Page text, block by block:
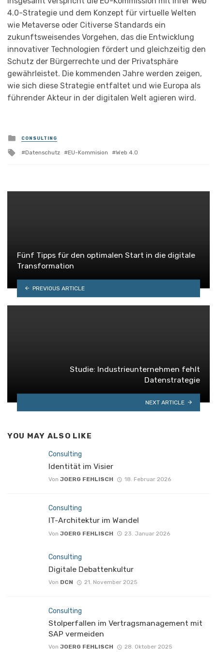
4.0-Strategie und dem Konzept für virtuelle Welten
wie Metaverse oder Citiverse Standards ein
zukunftsweisendes Vorgehen, das die Entwicklung
innovativer Technologien fördert und gleichzeitig den
Schutz der Bürgerrechte und der Privatsphäre
gewährleistet. Die kommenden Jahre werden zeigen,
wie sich diese Strategie entfaltet und wie Europa als
führender Akteur in der digitalen Welt agieren wird.
Posted
in
CONSULTING
Tagged
Datenschutz EU-Kommision Web 4.0
Fünf Tipps für den optimalen Start in die digitale
Transformation
PREVIOUS ARTICLE
Studie: Industrieunternehmen fehlt
Datenstrategie
NEXT ARTICLE
YOU MAY ALSO LIKE
Consulting
Identität im Visier
Von JOERG FEHLISCH 18. Februar 2026
Consulting
IT-Architektur im Wandel
Von JOERG FEHLISCH 23. Januar 2026
Consulting
Digitale Debattenkultur
Von DCN 21. November 2025
Consulting
Stolperfallen im Vertragsmanagement mit
SAP vermeiden
Von JOERG FEHLISCH 28. Oktober 2025